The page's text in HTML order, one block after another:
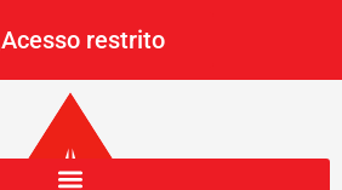
Acesso restrito